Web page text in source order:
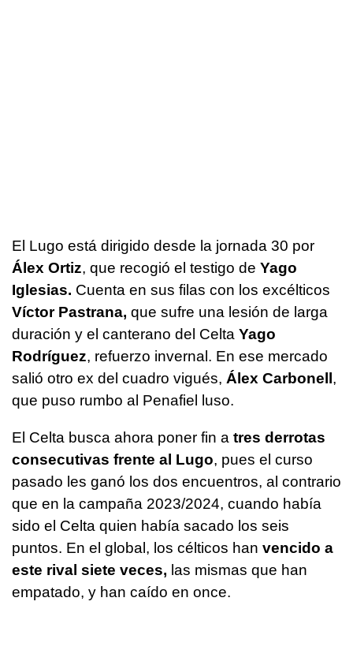
El Lugo está dirigido desde la jornada 30 por
Álex Ortiz, que recogió el testigo de Yago
Iglesias. Cuenta en sus filas con los excélticos
Víctor Pastrana, que sufre una lesión de larga
duración y el canterano del Celta Yago
Rodríguez, refuerzo invernal. En ese mercado
salió otro ex del cuadro vigués, Álex Carbonell ,
que puso rumbo al Penafiel luso.
El Celta busca ahora poner fin a tres derrotas
consecutivas frente al Lugo, pues el curso
pasado les ganó los dos encuentros, al contrario
que en la campaña 2023/2024, cuando había
sido el Celta quien había sacado los seis
puntos. En el global, los célticos han vencido a
este rival siete veces, las mismas que han
empatado, y han caído en once.